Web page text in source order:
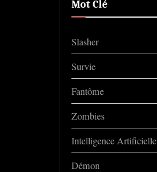
Mot Clé
Slasher
Survie
Fantôme
Zombies
Intelligence Artificielle
Démon